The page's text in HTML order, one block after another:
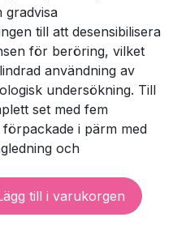
gradvisa
till att desensibilisera
för beröring, vilket
användning av
undersökning. Till
set med fem
i pärm med
och
till i varukorgen